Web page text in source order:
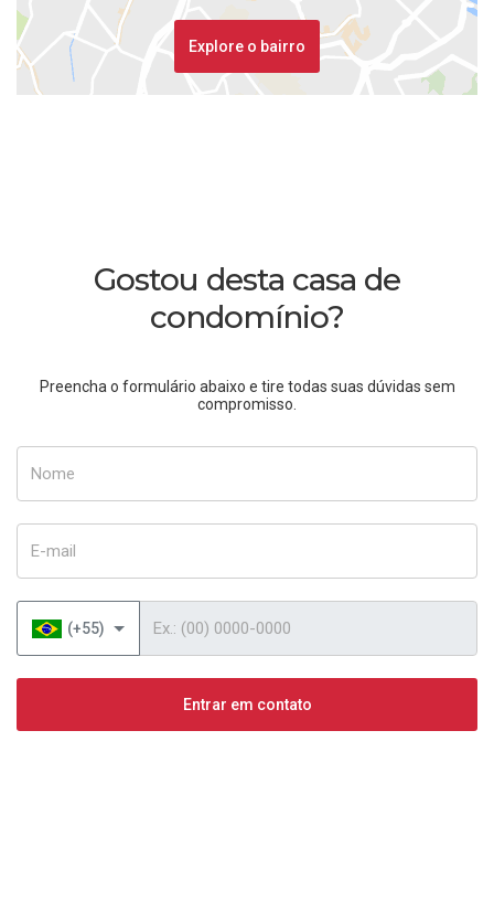
Explore o bairro
Gostou desta casa de
condomínio?
Preencha o formulário abaixo e tire todas suas dúvidas sem
compromisso.
(+55)
Entrar em contato